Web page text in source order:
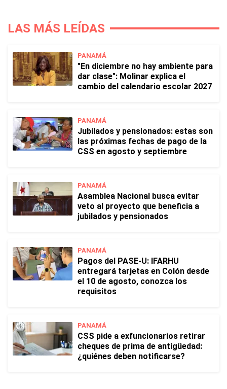
LAS MÁS LEÍDAS
PANAMÁ
"En diciembre no hay ambiente para
dar clase": Molinar explica el
cambio del calendario escolar 2027
PANAMÁ
Jubilados y pensionados: estas son
las próximas fechas de pago de la
CSS en agosto y septiembre
PANAMÁ
Asamblea Nacional busca evitar
veto al proyecto que beneficia a
jubilados y pensionados
PANAMÁ
Pagos del PASE-U: IFARHU
entregará tarjetas en Colón desde
el 10 de agosto, conozca los
requisitos
PANAMÁ
CSS pide a exfuncionarios retirar
cheques de prima de antigüedad:
¿quiénes deben notificarse?